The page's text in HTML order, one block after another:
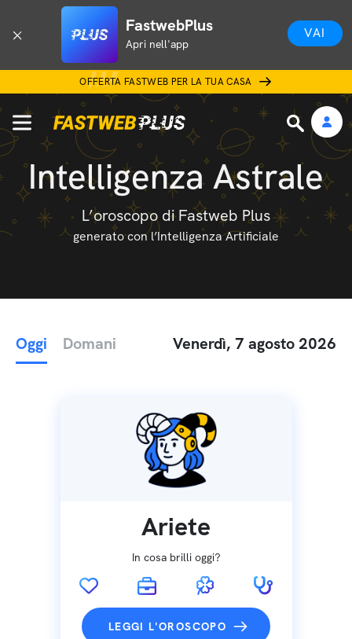
FastwebPlus
Apri nell'app
VAI
OFFERTA FASTWEB PER LA TUA CASA
Intelligenza Astrale
L’oroscopo di Fastweb Plus
generato con l’Intelligenza Artificiale
Oggi Domani Venerdì, 7 agosto 2026
Ariete
In cosa brilli oggi?
LEGGI L'OROSCOPO